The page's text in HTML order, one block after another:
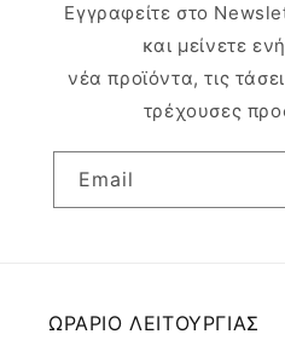
Εγγραφείτε στο
και μείνετε
νέα προϊόντα, τις
τρέχουσες
Email
ΩΡΑΡΙΟ ΛΕΙΤΟΥΡΓΙΑΣ